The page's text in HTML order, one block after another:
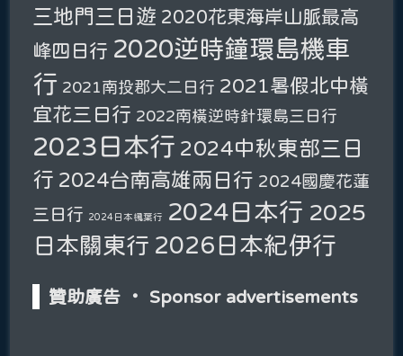
三地門三日遊 2020花東海岸山脈最高
峰四日行 2020逆時鐘環島機車
行 2021南投郡大二日行 2021暑假北中橫
宜花三日行 2022南橫逆時針環島三日行
2023日本行 2024中秋東部三日
行 2024台南高雄兩日行 2024國慶花蓮
三日行 2024日本楓葉行 2024日本行 2025
日本關東行 2026日本紀伊行
贊助廣告 ‧ Sponsor advertisements